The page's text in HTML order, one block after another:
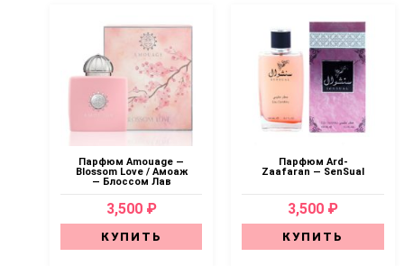
Парфюм Amouage —
Blossom Love / Амоаж
— Блоссом Лав
3,500 ₽
КУПИТЬ
Парфюм Ard-
Zaafaran — SenSual
3,500 ₽
КУПИТЬ